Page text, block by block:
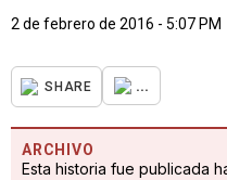
2 de febrero de 2016 - 5:07 PM
SHARE ...
ARCHIVO
Esta historia fue publicada